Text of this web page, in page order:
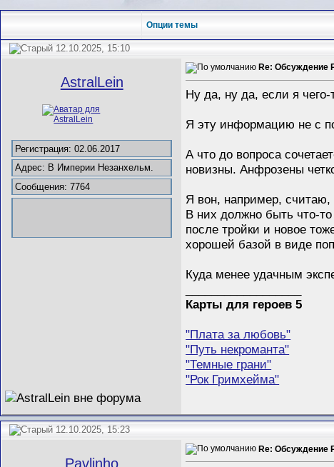
Опции темы
12.10.2025, 15:10
AstralLein
Регистрация: 02.06.2017
Адрес: В Империи Незанхельм.
Сообщения: 7764
Re: Обсуждение
Ну да, ну да, если я
Я эту информацию не с
А что до вопроса
новизны. Анфрозены
Я вон, например, считаю,
В них должно быть что-
после тройки и новое
хорошей базой в виде
Куда менее удачным
Карты для героев 5
"Плата за любовь"
"Путь некроманта"
"Темные грани"
"Рок Гримхейма"
12.10.2025, 15:23
Pavlinho
Re: Обсуждение